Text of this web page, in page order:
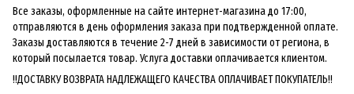
Все заказы, оформленные на сайте интернет-магазина до 17:00,
отправляются в день оформления заказа при подтвержденной оплате.
Заказы доставляются в течение 2-7 дней в зависимости от региона, в
который посылается товар. Услуга доставки оплачивается клиентом.
!!ДОСТАВКУ ВОЗВРАТА НАДЛЕЖАЩЕГО КАЧЕСТВА ОПЛАЧИВАЕТ ПОКУПАТЕЛЬ!!